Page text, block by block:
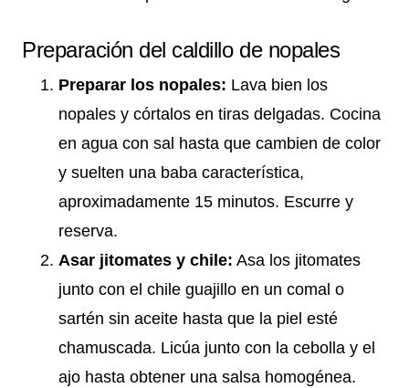
Preparación del caldillo de nopales
Preparar los nopales: Lava bien los
nopales y córtalos en tiras delgadas. Cocina
en agua con sal hasta que cambien de color
y suelten una baba característica,
aproximadamente 15 minutos. Escurre y
reserva.
Asar jitomates y chile: Asa los jitomates
junto con el chile guajillo en un comal o
sartén sin aceite hasta que la piel esté
chamuscada. Licúa junto con la cebolla y el
ajo hasta obtener una salsa homogénea.